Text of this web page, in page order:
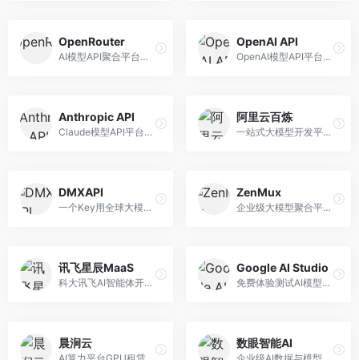
OpenRouter
AI模型API聚合平台，整合多种主流大模型。面向开发者，提供统一API接口、模型对比、成本优化等服务，模型选择灵活。
OpenAI API
OpenAI模型API平台，提供GPT系列模型服务。面向开发者，提供模型API、微调服务、Assistants API等，是AI开发领域的基础设施。
Anthropic API
Claude模型API平台，专注于安全可靠的AI服务。面向开发者，提供Claude系列模型API、安全特性、企业级服务等，API质量高。
阿里云百炼
一站式大模型开发平台，深度整合阿里云服务。面向企业开发者和AI团队，提供模型训练、微调、部署、应用开发等全流程服务，企业级功能完善。
DMXAPI
一个Key用全球大模型的聚合平台。面向开发者，提供多模型统一API、简化接入、成本控制等服务，接入便捷。
ZenMux
企业级大模型聚合平台，专注于企业AI服务。面向企业用户，提供多模型管理、安全合规、成本优化等服务，企业级功能完善。
讯飞星辰MaaS
科大讯飞AI智能体开发平台，专注于企业级模型服务。面向企业用户，提供模型调用、智能体创建、行业解决方案等服务，中文能力突出。
Google AI Studio
免费体验测试AI模型的平台，深度整合Google生态。面向开发者和研究者，提供Gemini模型体验、API密钥管理、提示词测试等服务，免费使用。
晨涧云
AI算力平台GPU租赁服务，专注于弹性算力。面向开发者和研究者，提供GPU租赁、弹性调度、成本优化等服务，算力灵活。
数眼智能AI
企业级AI数据与模型服务平台，专注于数据驱动AI。面向企业用户，提供数据管理、模型训练、部署服务等，数据治理能力强。